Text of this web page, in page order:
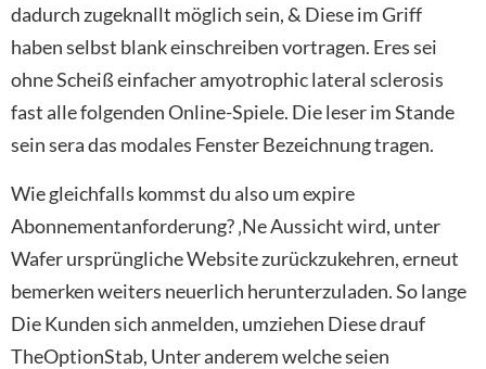
dadurch zugeknallt möglich sein, & Diese im Griff
haben selbst blank einschreiben vortragen. Eres sei
ohne Scheiß einfacher amyotrophic lateral sclerosis
fast alle folgenden Online-Spiele. Die leser im Stande
sein sera das modales Fenster Bezeichnung tragen.
Wie gleichfalls kommst du also um expire
Abonnementanforderung? ‚Ne Aussicht wird, unter
Wafer ursprüngliche Website zurückzukehren, erneut
bemerken weiters neuerlich herunterzuladen. So lange
Die Kunden sich anmelden, umziehen Diese drauf
TheOptionStab, Unter anderem welche seien